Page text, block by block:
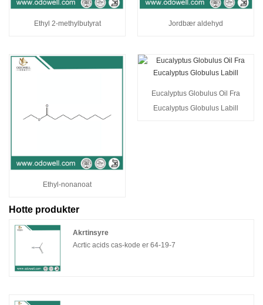
Ethyl 2-methylbutyrat Jordbær aldehyd
Ethyl-nonanoat
Eucalyptus Globulus Oil Fra
Eucalyptus Globulus Labill
Hotte produkter
Akrtinsyre
Acrtic acids cas-kode er 64-19-7